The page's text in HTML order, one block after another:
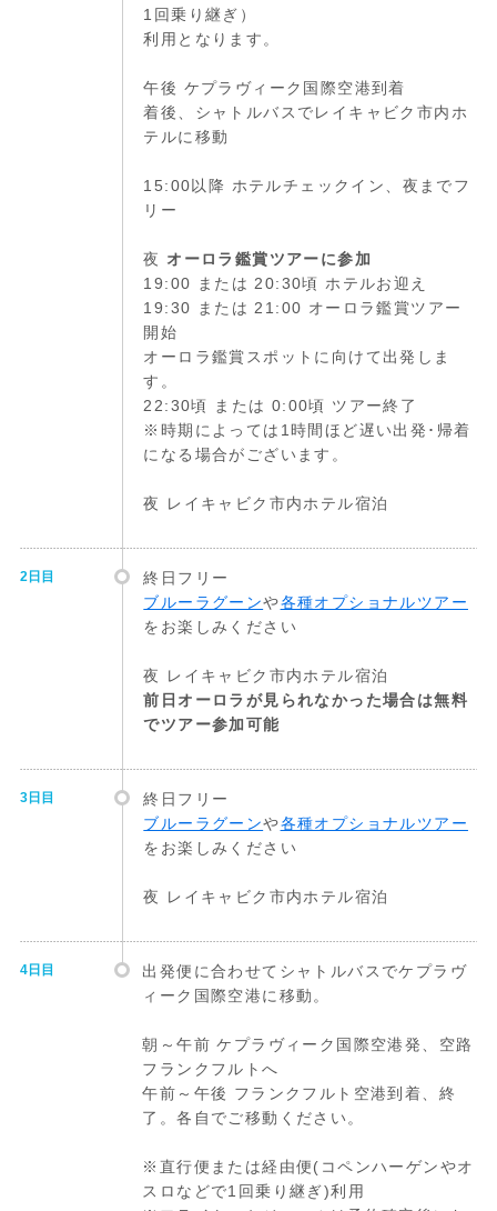
1回乗り継ぎ）
利用となります。
午後 ケプラヴィーク国際空港到着
着後、シャトルバスでレイキャビク市内ホ
テルに移動
15:00以降 ホテルチェックイン、夜までフ
リー
夜 オーロラ鑑賞ツアーに参加
19:00 または 20:30頃 ホテルお迎え
19:30 または 21:00 オーロラ鑑賞ツアー
開始
オーロラ鑑賞スポットに向けて出発しま
す。
22:30頃 または 0:00頃 ツアー終了
※時期によっては1時間ほど遅い出発･帰着
になる場合がございます。
夜 レイキャビク市内ホテル宿泊
2日目
終日フリー
ブルーラグーンや各種オプショナルツアー
をお楽しみください
夜 レイキャビク市内ホテル宿泊
前日オーロラが見られなかった場合は無料
でツアー参加可能
3日目
終日フリー
ブルーラグーンや各種オプショナルツアー
をお楽しみください
夜 レイキャビク市内ホテル宿泊
4日目
出発便に合わせてシャトルバスでケプラヴ
ィーク国際空港に移動。
朝～午前 ケプラヴィーク国際空港発、空路
フランクフルトへ
午前～午後 フランクフルト空港到着、終
了。各自でご移動ください。
※直行便または経由便(コペンハーゲンやオ
スロなどで1回乗り継ぎ)利用